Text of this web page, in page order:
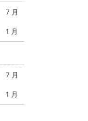
7 月
1 月
7 月
1 月